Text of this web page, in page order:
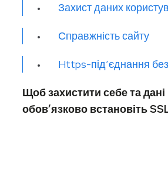
Захист даних
Справжність сайту
Https-під’єднання
Щоб захистити себе та дані
обов’язково встановіть